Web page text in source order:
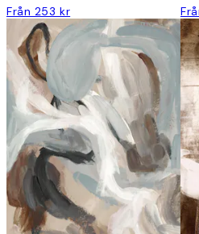
Från 253 kr